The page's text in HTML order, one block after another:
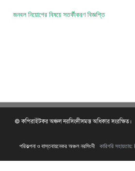
জনবল নিয়োগের বিষয়ে সতর্কীকরণ বিজ্ঞপ্তি
© কপিরাইটকর অঞ্চল নরসিংদীসমস্ত অধিকার সংরক্ষিত।
পরিকল্পনা ও বাস্তবায়নেকর অঞ্চল নরসিংদী কারিগরি